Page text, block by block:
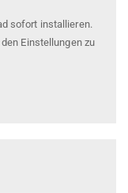
sofort installieren.
Einstellungen zu